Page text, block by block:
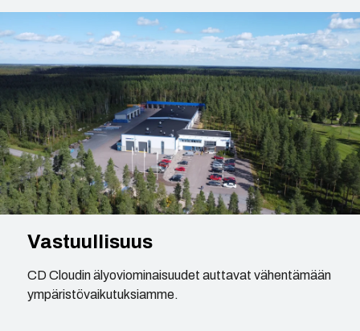
Vastuullisuus
CD Cloudin älyoviominaisuudet auttavat vähentämään
ympäristövaikutuksiamme.